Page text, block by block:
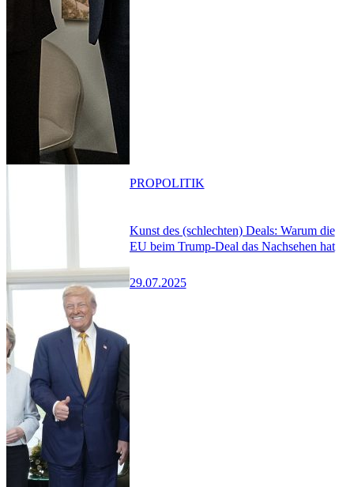
Kunst des (schlechten) Deals: Warum die
EU beim Trump-Deal das Nachsehen hat
29.07.2025
PROPOLITIK